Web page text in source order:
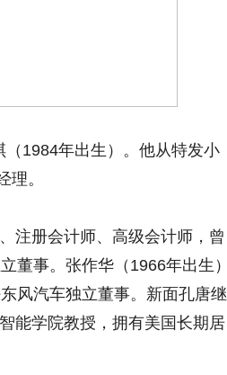
（1984年出生）。他从特发小
理。
注册会计师、高级会计师，曾
董事。张作华（1966年出生）
风汽车独立董事。新面孔唐继
能学院教授，拥有美国长期居